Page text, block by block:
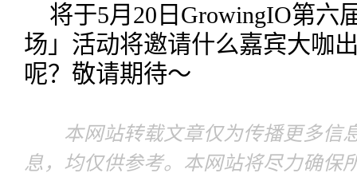
将于5月20日GrowingIO第六
场」活动将邀请什么嘉宾大咖
呢？敬请期待～
本网站转载文章仅为传播更多信
息，均仅供参考。本网站将尽力确保